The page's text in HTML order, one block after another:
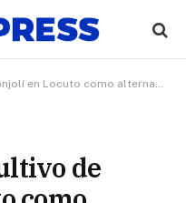
alternativa para diversificar la agricultura
de